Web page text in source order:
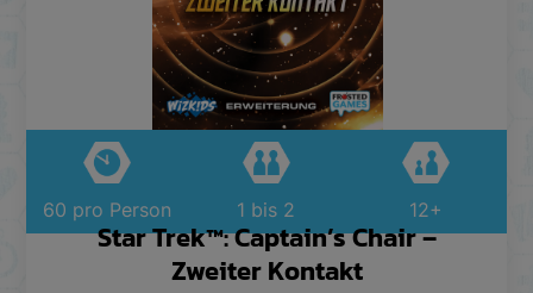
Star Trek™: Captain’s Chair –
Zweiter Kontakt
60 pro Person 1 bis 2 12+